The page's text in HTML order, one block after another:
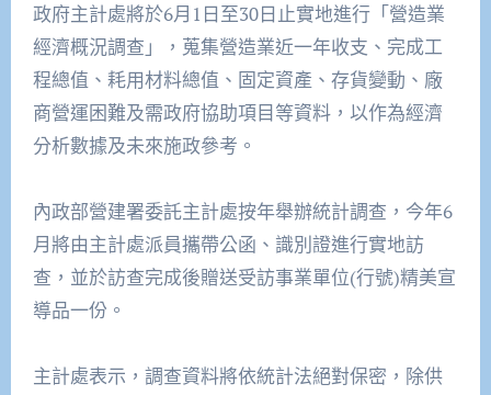
政府主計處將於6月 1 日至30日止實地進行「營造業
經濟概況調查」，蒐集營造業近一年收支、完成工
程總值、耗用材料總值、固定資產、存貨變動、廠
商營運困難及需政府協助項目等資料，以作為經濟
分析數據及未來施政參考。
內政部營建署委託主計處按年舉辦統計調查，今年6
月將由主計處派員攜帶公函、識別證進行實地訪
查，並於訪查完成後贈送受訪事業單位(行號)精美宣
導品一份。
主計處表示，調查資料將依統計法絕對保密，除供